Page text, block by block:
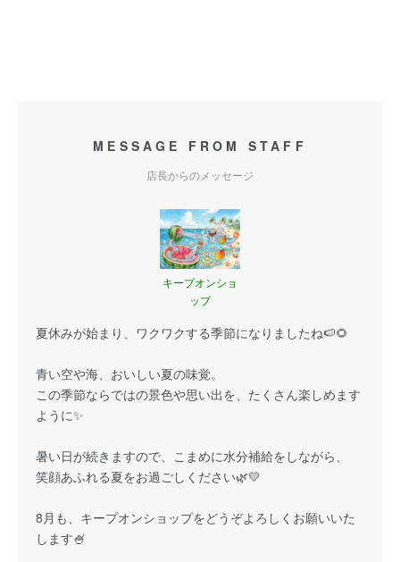
MESSAGE FROM STAFF
店長からのメッセージ
キープオンショ
ップ
夏休みが始まり、ワクワクする季節になりましたね🍉🌻
青い空や海、おいしい夏の味覚。
この季節ならではの景色や思い出を、たくさん楽しめます
ように✨
暑い日が続きますので、こまめに水分補給をしながら、
笑顔あふれる夏をお過ごしください🌿💛
8月も、キープオンショップをどうぞよろしくお願いいた
します🍧